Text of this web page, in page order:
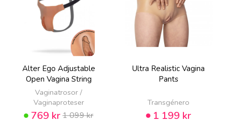
Alter Ego Adjustable
Open Vagina String
Vaginatrosor /
Vaginaproteser
769 kr1 099 kr
Ultra Realistic Vagina
Pants
Transgénero
1 199 kr